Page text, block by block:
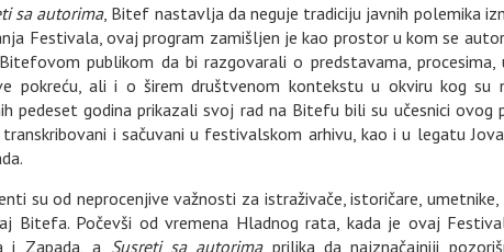
sa autorima, Bitef nastavlja da neguje tradiciju javnih polemika
Festivala, ovaj program zamišljen je kao prostor u kom se
publikom da bi razgovarali o predstavama, procesima,
pokreću, ali i o širem društvenom kontekstu u okviru kog su
pedeset godina prikazali svoj rad na Bitefu bili su učesnici ovog
i sačuvani u festivalskom arhivu, kao i u legatu
su od neprocenjive važnosti za istraživače, istoričare,
Bitefa. Počevši od vremena Hladnog rata, kada je ovaj
i Zapada, a Susreti sa autorimaprilika da najznačajniji